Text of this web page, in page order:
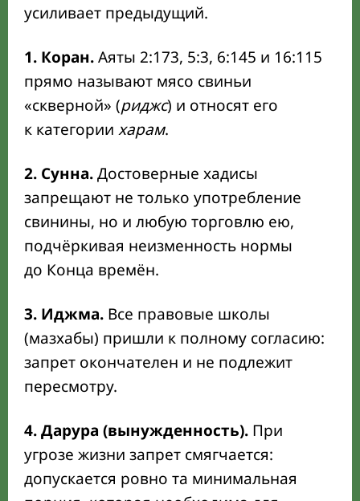
усиливает предыдущий.
1. Коран.Аяты 2:173, 5:3, 6:145 и 16:115
прямо называют мясо свиньи
«скверной» (риджс) и относят его
к категории харам.
2. Сунна.Достоверные хадисы
запрещают не только употребление
свинины, но и любую торговлю ею,
подчёркивая неизменность нормы
до Конца времён.
3. Иджма. Все правовые школы
(мазхабы) пришли к полному согласию:
запрет окончателен и не подлежит
пересмотру.
4. Дарура (вынужденность). При
угрозе жизни запрет смягчается:
допускается ровно та минимальная